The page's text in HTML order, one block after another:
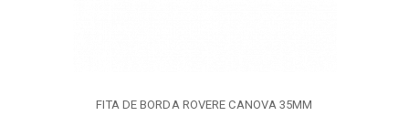
FITA DE BORDA ROVERE CANOVA 35MM